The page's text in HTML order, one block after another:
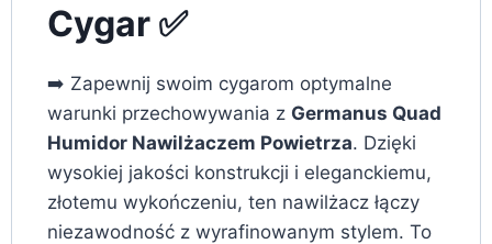
Cygar ✅
➡️ Zapewnij swoim cygarom optymalne
warunki przechowywania z Germanus Quad
Humidor Nawilżaczem Powietrza. Dzięki
wysokiej jakości konstrukcji i eleganckiemu,
złotemu wykończeniu, ten nawilżacz łączy
niezawodność z wyrafinowanym stylem. To